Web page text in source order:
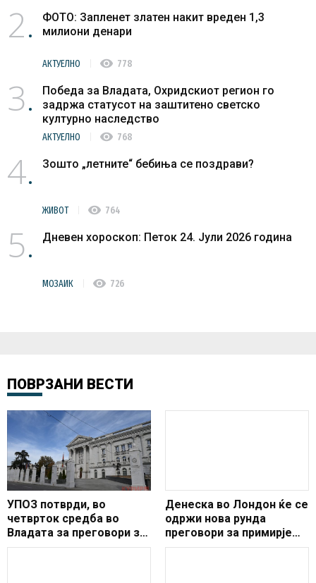
2
ФОТО: Запленет златен накит вреден 1,3
милиони денари
АКТУЕЛНО visibility 778
3
Победа за Владата, Охридскиот регион го
задржа статусот на заштитено светско
културно наследство
АКТУЕЛНО visibility 768
4 Зошто „летните“ бебиња се поздрави?
ЖИВОТ visibility 764
5 Дневен хороскоп: Петок 24. Јули 2026 година
МОЗАИК visibility 726
ПОВРЗАНИ ВЕСТИ
УПОЗ потврди, вo
четврток средба во
Владата за преговори за
раст на платите
Денеска во Лондон ќе се
одржи нова рунда
преговори за примирје
меѓу Русија и Украина